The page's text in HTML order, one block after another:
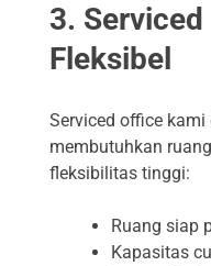
3.
Fleksibel
Serviced office
membutuhkan
fleksibilitas tinggi:
Ruang siap
Kapasitas